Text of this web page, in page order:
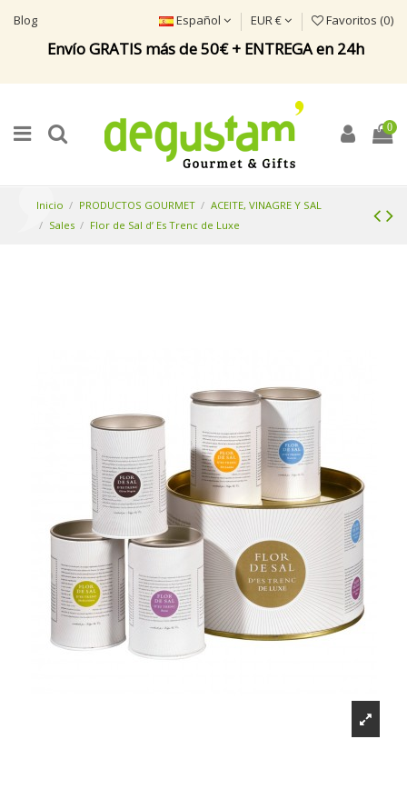
Blog
Envío GRATIS más de 50€ + ENTREGA en 24h
Español EUR € Favoritos (0)
0
Inicio PRODUCTOS GOURMET
ACEITE, VINAGRE Y SAL
Sales
Flor de Sal d’ Es Trenc de Luxe